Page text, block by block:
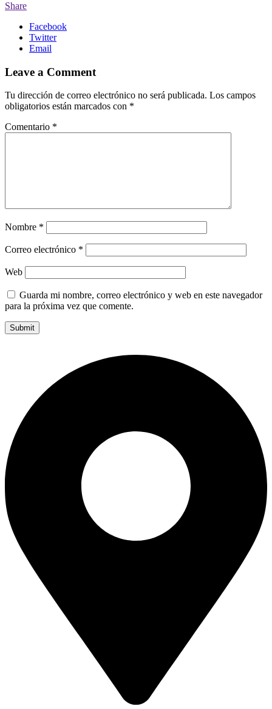
Share
Facebook
Twitter
Email
Leave a Comment
Tu dirección de correo electrónico no será publicada. Los campos
obligatorios están marcados con *
Comentario *
Nombre *
Correo electrónico *
Web
Guarda mi nombre, correo electrónico y web en este navegador
para la próxima vez que comente.